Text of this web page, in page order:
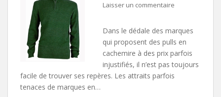
Laisser un commentaire
Dans le dédale des marques
qui proposent des pulls en
cachemire à des prix parfois
injustifiés, il n’est pas toujours
facile de trouver ses repères. Les attraits parfois
tenaces de marques en…